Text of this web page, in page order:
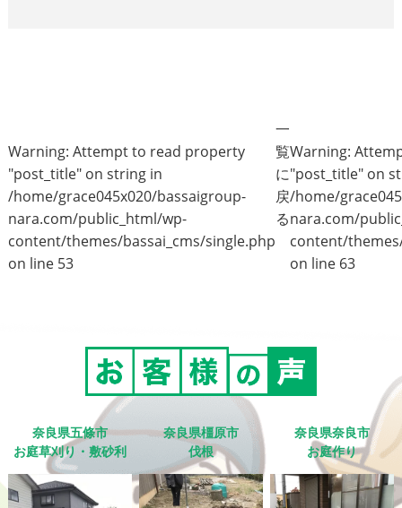
Warning: Attempt to read property
"post_title" on string in
/home/grace045x020/bassaigroup-
nara.com/public_html/wp-
content/themes/bassai_cms/single.php
on line 53
一
覧
に
戻
る
Warning:
"post_title" on
/home/
nara.com/
content/
on line 63
奈良県五條市
お庭草刈り・敷砂利
奈良県橿原市
伐根
奈良県奈良市
お庭作り